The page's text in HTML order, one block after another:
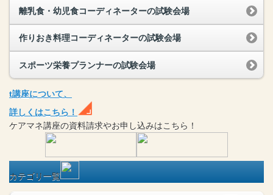
離乳食・幼児食コーディネーターの試験会場
作りおき料理コーディネーターの試験会場
スポーツ栄養プランナーの試験会場
t講座について、
詳しくはこちら！
ケアマネ講座の資料請求やお申し込みはこちら！
カテゴリ一覧